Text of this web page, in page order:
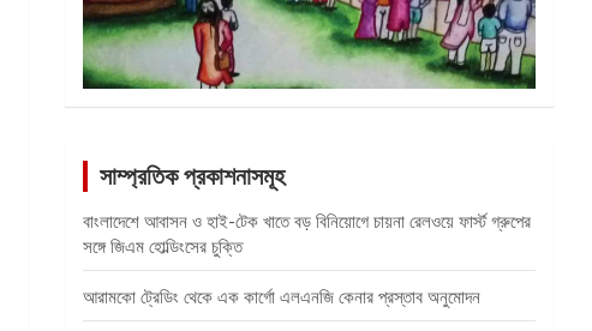
সাম্প্রতিক প্রকাশনাসমূহ
বাংলাদেশে আবাসন ও হাই-টেক খাতে বড় বিনিয়োগে চায়না রেলওয়ে ফার্স্ট গ্রুপের
সঙ্গে জিএম হোল্ডিংসের চুক্তি
আরামকো ট্রেডিং থেকে এক কার্গো এলএনজি কেনার প্রস্তাব অনুমোদন